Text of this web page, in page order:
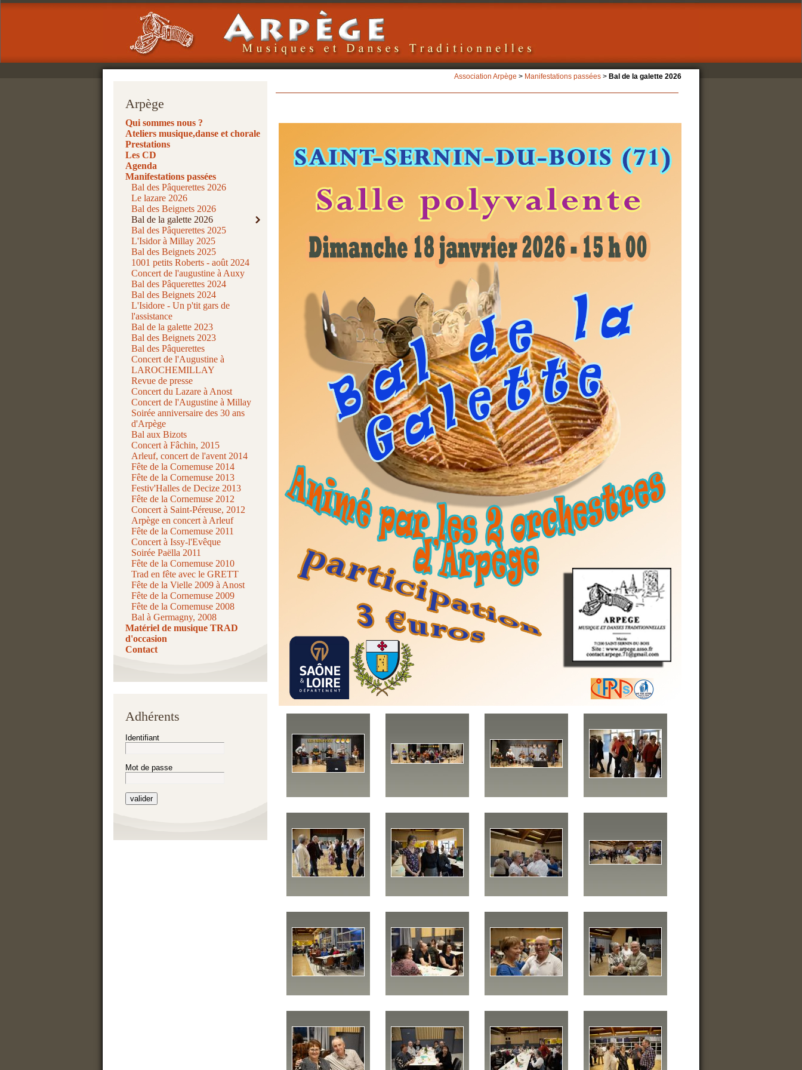
Arpège
Qui sommes nous ?
Ateliers musique,danse et chorale
Prestations
Les CD
Agenda
Manifestations passées
Bal des Pâquerettes 2026
Le lazare 2026
Bal des Beignets 2026
Bal de la galette 2026
Bal des Pâquerettes 2025
L'Isidor à Millay 2025
Bal des Beignets 2025
1001 petits Roberts - août 2024
Concert de l'augustine à Auxy
Bal des Pâquerettes 2024
Bal des Beignets 2024
L'Isidore - Un p'tit gars de
l'assistance
Bal de la galette 2023
Bal des Beignets 2023
Bal des Pâquerettes
Concert de l'Augustine à
LAROCHEMILLAY
Revue de presse
Concert du Lazare à Anost
Concert de l'Augustine à Millay
Soirée anniversaire des 30 ans
d'Arpège
Bal aux Bizots
Concert à Fâchin, 2015
Arleuf, concert de l'avent 2014
Fête de la Cornemuse 2014
Fête de la Cornemuse 2013
Festiv'Halles de Decize 2013
Fête de la Cornemuse 2012
Concert à Saint-Péreuse, 2012
Arpège en concert à Arleuf
Fête de la Cornemuse 2011
Concert à Issy-l'Evêque
Soirée Paëlla 2011
Fête de la Cornemuse 2010
Trad en fête avec le GRETT
Fête de la Vielle 2009 à Anost
Fête de la Cornemuse 2009
Fête de la Cornemuse 2008
Bal à Germagny, 2008
Matériel de musique TRAD
d'occasion
Contact
Adhérents
Identifiant
Mot de passe
Association Arpège > Manifestations passées > Bal de la galette 2026